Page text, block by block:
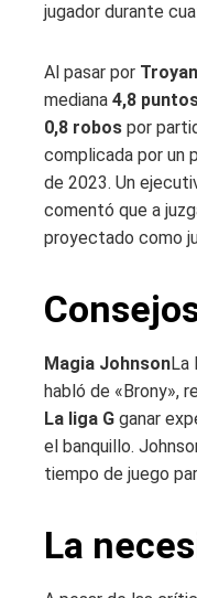
jugador durante
Al pasar por
mediana 4,8
0,8 robos por
complicada por un
de 2023. Un
comentó que a
proyectado como
Magia JohnsonLa
habló de «Brony»,
La liga G ganar
el banquillo.
tiempo de juego
La